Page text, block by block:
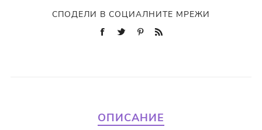
СПОДЕЛИ В СОЦИАЛНИТЕ МРЕЖИ
ОПИСАНИЕ